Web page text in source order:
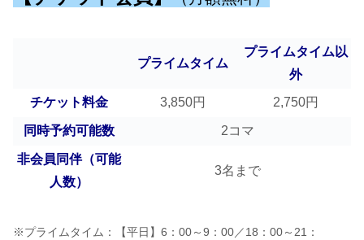
プライムタイム
プライムタイム以
外
チケット料金
3,850円 2,750円
同時予約可能数 2コマ
非会員同伴（可能
人数）
3名まで
※プライムタイム：【平日】6：00～9：00／18：00～21：